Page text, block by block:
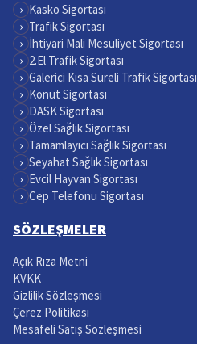
› Kasko Sigortası
› Trafik Sigortası
› İhtiyari Mali Mesuliyet Sigortası
› 2.El Trafik Sigortası
› Galerici Kısa Süreli Trafik Sigortası
› Konut Sigortası
› DASK Sigortası
› Özel Sağlık Sigortası
› Tamamlayıcı Sağlık Sigortası
› Seyahat Sağlık Sigortası
› Evcil Hayvan Sigortası
› Cep Telefonu Sigortası
SÖZLEŞMELER
Açık Rıza Metni
KVKK
Gizlilik Sözleşmesi
Çerez Politikası
Mesafeli Satış Sözleşmesi